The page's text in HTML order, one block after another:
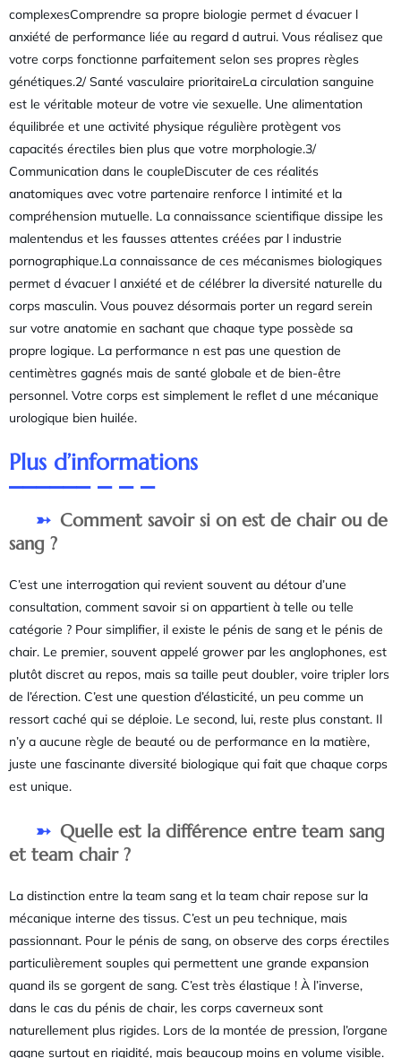
complexesComprendre sa propre biologie permet d évacuer l
anxiété de performance liée au regard d autrui. Vous réalisez que
votre corps fonctionne parfaitement selon ses propres règles
génétiques.2/ Santé vasculaire prioritaireLa circulation sanguine
est le véritable moteur de votre vie sexuelle. Une alimentation
équilibrée et une activité physique régulière protègent vos
capacités érectiles bien plus que votre morphologie.3/
Communication dans le coupleDiscuter de ces réalités
anatomiques avec votre partenaire renforce l intimité et la
compréhension mutuelle. La connaissance scientifique dissipe les
malentendus et les fausses attentes créées par l industrie
pornographique.La connaissance de ces mécanismes biologiques
permet d évacuer l anxiété et de célébrer la diversité naturelle du
corps masculin. Vous pouvez désormais porter un regard serein
sur votre anatomie en sachant que chaque type possède sa
propre logique. La performance n est pas une question de
centimètres gagnés mais de santé globale et de bien-être
personnel. Votre corps est simplement le reflet d une mécanique
urologique bien huilée.
Plus d’informations
Comment savoir si on est de chair ou de
sang ?
C’est une interrogation qui revient souvent au détour d’une
consultation, comment savoir si on appartient à telle ou telle
catégorie ? Pour simplifier, il existe le pénis de sang et le pénis de
chair. Le premier, souvent appelé grower par les anglophones, est
plutôt discret au repos, mais sa taille peut doubler, voire tripler lors
de l’érection. C’est une question d’élasticité, un peu comme un
ressort caché qui se déploie. Le second, lui, reste plus constant. Il
n’y a aucune règle de beauté ou de performance en la matière,
juste une fascinante diversité biologique qui fait que chaque corps
est unique.
Quelle est la différence entre team sang
et team chair ?
La distinction entre la team sang et la team chair repose sur la
mécanique interne des tissus. C’est un peu technique, mais
passionnant. Pour le pénis de sang, on observe des corps érectiles
particulièrement souples qui permettent une grande expansion
quand ils se gorgent de sang. C’est très élastique ! À l’inverse,
dans le cas du pénis de chair, les corps caverneux sont
naturellement plus rigides. Lors de la montée de pression, l’organe
gagne surtout en rigidité, mais beaucoup moins en volume visible.